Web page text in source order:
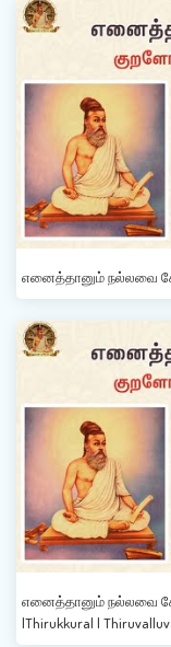
எனைத்தானும் நல்லவை
எனைத்தானும் நல்லவை
|Thirukkural |